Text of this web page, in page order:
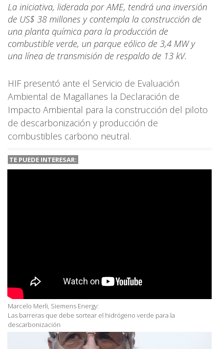
La iniciativa, liderada por AME, tendrá una inversión
de US$ 38 millones y contempla la construcción de
una planta química para la producción de
combustible verde, un parque eólico de 3,4 MW y
una línea de transmisión de respaldo de 13 kV.
HIF presentó ante el Servicio de Evaluación
Ambiental de Magallanes la Declaración de
Impacto Ambiental para la construcción del piloto
de descarbonización y producción de
combustibles carbono neutral.
TE PUEDE INTERESAR:
Marcelo Merli, Siemens Energy:
Las barreras que debe sortear el hidrógeno verde para la
descarbonización